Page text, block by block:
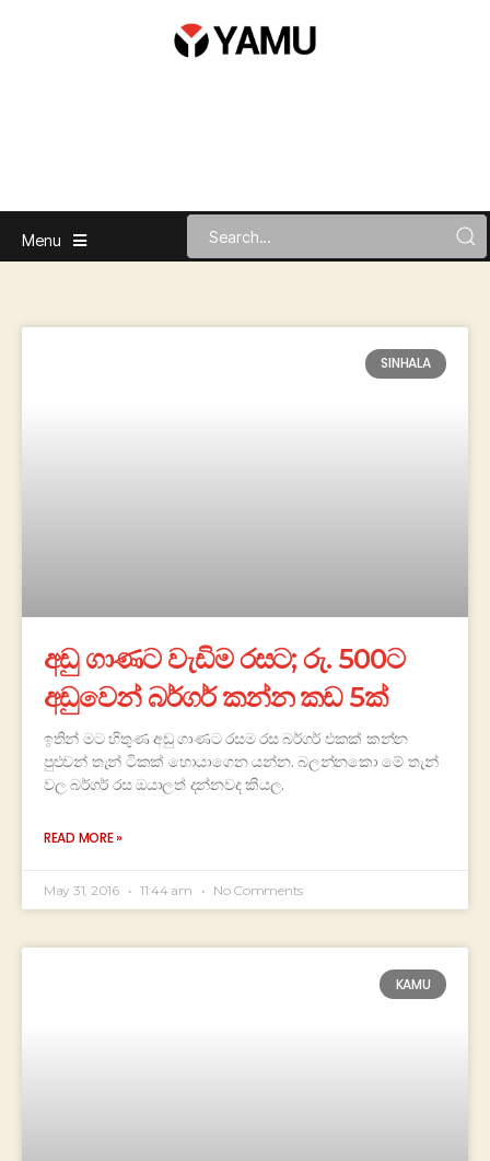
Menu
SINHALA
අඩු ගාණට වැඩිම රසට; රු. 500ට
අඩුවෙන් බර්ගර් කන්න කඩ 5ක්
ඉතින් මට හිතුණ අඩු ගාණට රසම රස බර්ගර් එකක් කන්න
පුළුවන් තැන් ටිකක් හොයාගෙන යන්න. බලන්නකො මේ තැන්
වල බර්ගර් රස ඔයාලත් දන්නවද කියල.
READ MORE »
May 31, 2016 11:44 am No Comments
KAMU